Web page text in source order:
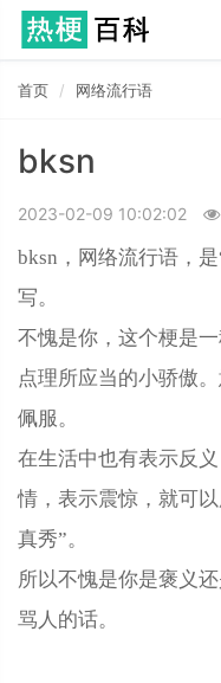
首页 网络流行语
bksn
2023-02-09 10:02:02
bksn，网络流行语，
写。
不愧是你，这个梗是
点理所应当的小骄傲
佩服。
在生活中也有表示反
情，表示震惊，就可
真秀”。
所以不愧是你是褒义
骂人的话。